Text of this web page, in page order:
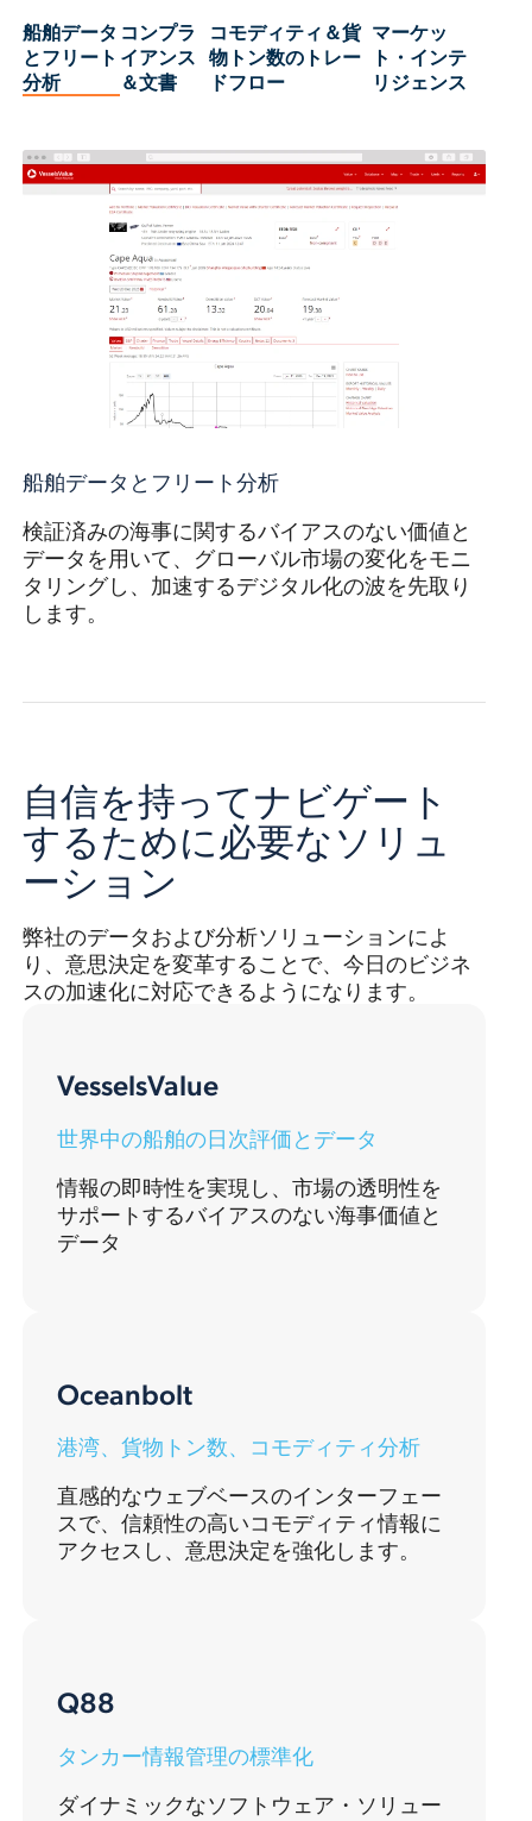
船舶データ
とフリート
分析
コンプラ
イアンス
＆文書
コモディティ＆貨
物トン数のトレー
ドフロー
マーケッ
ト・インテ
リジェンス
船舶データとフリート分析
検証済みの海事に関するバイアスのない価値と
データを用いて、グローバル市場の変化をモニ
タリングし、加速するデジタル化の波を先取り
します。
自信を持ってナビゲート
するために必要なソリュ
ーション
弊社のデータおよび分析ソリューションによ
り、意思決定を変革することで、今日のビジネ
スの加速化に対応できるようになります。
VesselsValue
世界中の船舶の日次評価とデータ
情報の即時性を実現し、市場の透明性を
サポートするバイアスのない海事価値と
データ
Oceanbolt
港湾、貨物トン数、コモディティ分析
直感的なウェブベースのインターフェー
スで、信頼性の高いコモディティ情報に
アクセスし、意思決定を強化します。
Q88
タンカー情報管理の標準化
ダイナミックなソフトウェア・ソリュー